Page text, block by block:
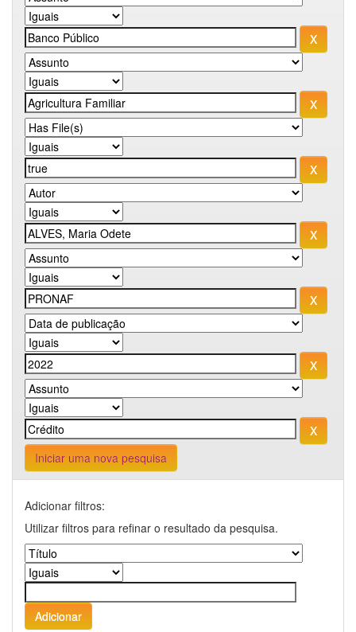
Iniciar uma nova pesquisa
Adicionar filtros:
Utilizar filtros para refinar o resultado da pesquisa.